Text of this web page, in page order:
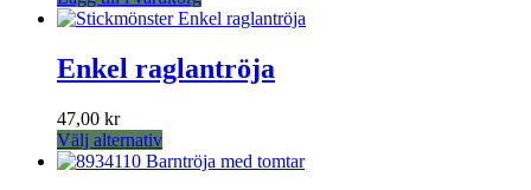
Enkel raglantröja
47,00 kr
Välj alternativDen
här